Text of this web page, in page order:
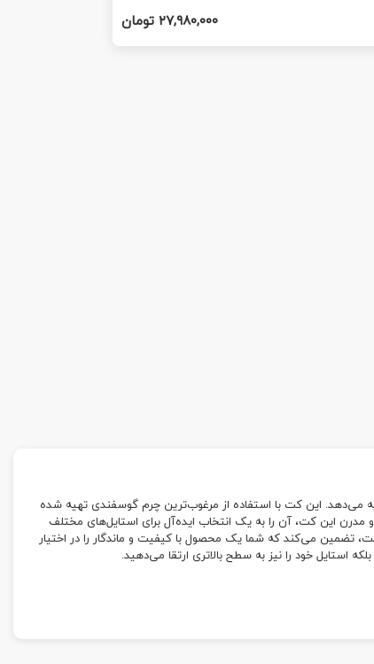
۲۷,۹۸۰,۰۰۰تومان
می‌دهد. این کت با استفاده از مرغوب‌ترین چرم گوسفندی تهیه شده
این کت، آن را به یک انتخاب ایده‌آل برای استایل‌های مختلف
کت، تضمین می‌کند که شما یک محصول با کیفیت و ماندگار را در اختیار
استایل خود را نیز به سطح بالاتری ارتقا می‌دهید.